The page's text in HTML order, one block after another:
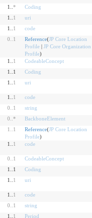
1.. * Coding
1.. 1 uri
1.. 1 code
0 1 Reference(JP Core Location
Profile| JP Core Organization
Profile)
1.. 1 CodeableConcept
1..1 Coding
1.. 1 uri
1.. 1 code
0 1 string
0 * BackboneElement
1 1 Reference(JP Core Location
Profile)
1.. 1 code
0 1 CodeableConcept
1..1 Coding
1.. 1 uri
1.. 1 code
0 1 string
1.. 1 Period